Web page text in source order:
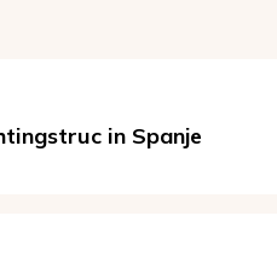
in Spanje